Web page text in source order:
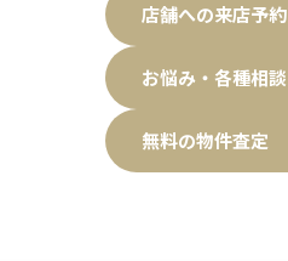
店舗への来店予約
お悩み・各種相談
無料の物件査定